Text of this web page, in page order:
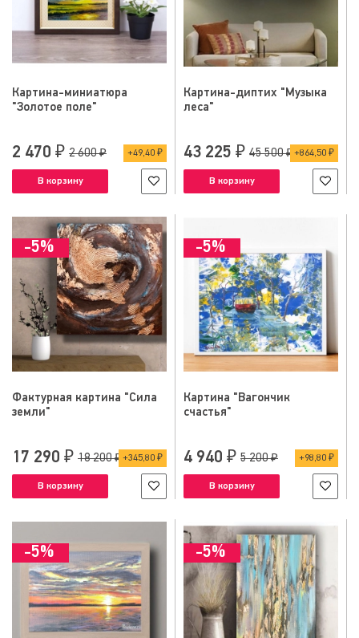
Картина-миниатюра
"Золотое поле"
2 470 ₽ 2 600 ₽ 49,40 ₽
В корзину
Картина-диптих "Музыка
леса"
43 225 ₽ 45 500 ₽ 864,50 ₽
В корзину
-5%
Фактурная картина "Сила
земли"
17 290 ₽ 18 200 ₽ 345,80 ₽
В корзину
-5%
Картина "Вагончик
счастья"
4 940 ₽ 5 200 ₽ 98,80 ₽
В корзину
-5% -5%